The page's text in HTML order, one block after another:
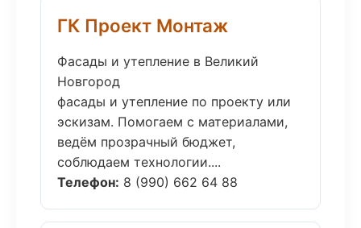
ГК Проект Монтаж
Фасады и утепление в Великий
Новгород
фасады и утепление по проекту или
эскизам. Помогаем с материалами,
ведём прозрачный бюджет,
соблюдаем технологии....
Телефон: 8 (990) 662 64 88